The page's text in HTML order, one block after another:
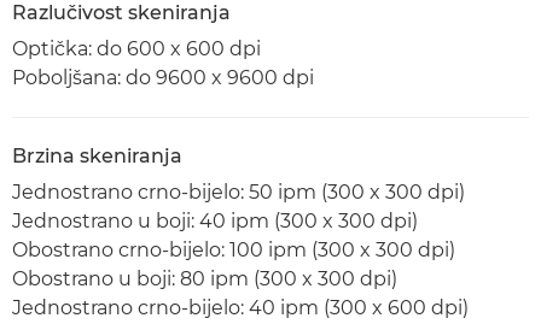
Razlučivost skeniranja
Optička: do 600 x 600 dpi
Poboljšana: do 9600 x 9600 dpi
Brzina skeniranja
Jednostrano crno-bijelo: 50 ipm (300 x 300 dpi)
Jednostrano u boji: 40 ipm (300 x 300 dpi)
Obostrano crno-bijelo: 100 ipm (300 x 300 dpi)
Obostrano u boji: 80 ipm (300 x 300 dpi)
Jednostrano crno-bijelo: 40 ipm (300 x 600 dpi)